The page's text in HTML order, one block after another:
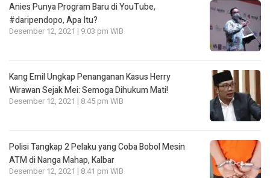
Anies Punya Program Baru di YouTube,
#daripendopo, Apa Itu?
Desember 12, 2021 | 9:03 pm WIB
Kang Emil Ungkap Penanganan Kasus Herry
Wirawan Sejak Mei: Semoga Dihukum Mati!
Desember 12, 2021 | 8:45 pm WIB
Polisi Tangkap 2 Pelaku yang Coba Bobol Mesin
ATM di Nanga Mahap, Kalbar
Desember 12, 2021 | 8:41 pm WIB